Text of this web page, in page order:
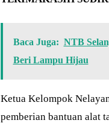
Baca Juga: NTB
Beri Lampu Hijau
Ketua Kelompok
pemberian bantuan alat